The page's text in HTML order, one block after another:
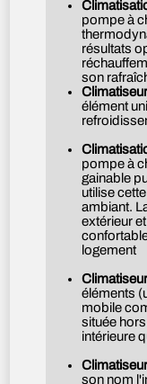
pompe à
résultats
son
élément
pompe à
gainable
utilise
ambiant.
extérieur
logement
éléments
mobile
située
intérieure
son nom